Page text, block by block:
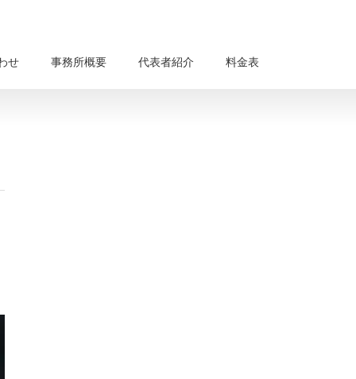
せ 事務所概要 代表者紹介 料金表